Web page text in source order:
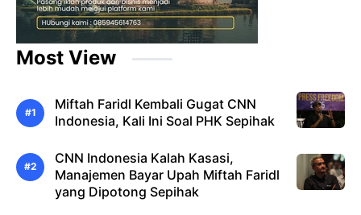
Most View
Miftah Faridl Kembali Gugat CNN
Indonesia, Kali Ini Soal PHK Sepihak
CNN Indonesia Kalah Kasasi,
Manajemen Bayar Upah Miftah Faridl
yang Dipotong Sepihak